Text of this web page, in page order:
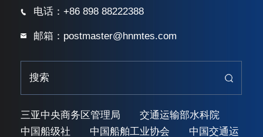
电话：+86 898 88222388
邮箱：postmaster@hnmtes.com
三亚中央商务区管理局
交通运输部水科院
中国船级社
中国船舶工业协会 中国交通运